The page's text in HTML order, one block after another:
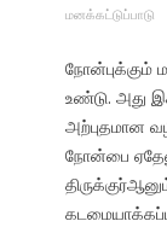
மனக்கட்டுப்பாடு
நோன்புக்கும்
உண்டு. அது
அற்புதமான
நோன்பை